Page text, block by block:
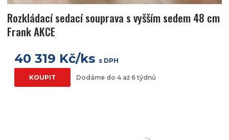
Rozkládací sedací souprava s vyšším sedem 48 cm
Frank AKCE
40 319 Kč/ks s DPH
KOUPIT Dodáme do 4 až 6 týdnů